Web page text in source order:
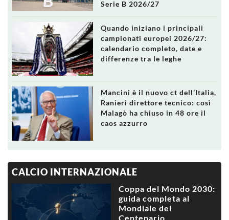
Serie B 2026/27
Quando iniziano i principali
campionati europei 2026/27:
calendario completo, date e
differenze tra le leghe
Mancini è il nuovo ct dell’Italia,
Ranieri direttore tecnico: così
Malagò ha chiuso in 48 ore il
caos azzurro
CALCIO INTERNAZIONALE
Coppa del Mondo 2030:
guida completa al
Mondiale del
Centenario